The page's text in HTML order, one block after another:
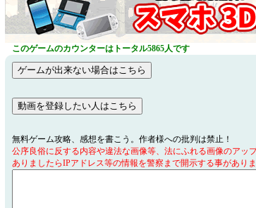
このゲームのカウンターはトータル5865人です
無料ゲーム攻略、感想を書こう。作者様への批判は禁止！
公序良俗に反する内容や違法な画像等、法にふれる画像のアッ
ありましたらIPアドレス等の情報を警察まで開示する事があり